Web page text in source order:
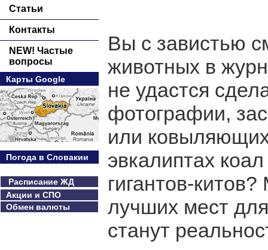
Статьи
Контакты
NEW! Частые
вопросы
Карты Google
Погода в Словакии
Расписание ЖД
Акции и СПО
Обмен валюты
Вы с завистью
животных в
не удастся
фотографии,
или
эвкалиптах
гигантов-
лучших мест
станут